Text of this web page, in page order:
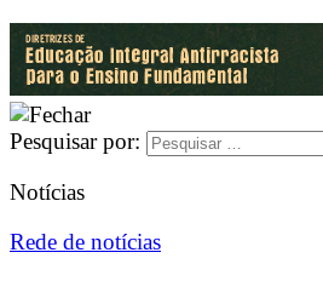
Pesquisar por:
Notícias
Rede de notícias